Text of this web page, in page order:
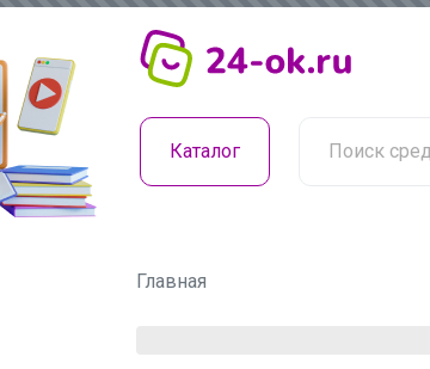
Каталог
Главная